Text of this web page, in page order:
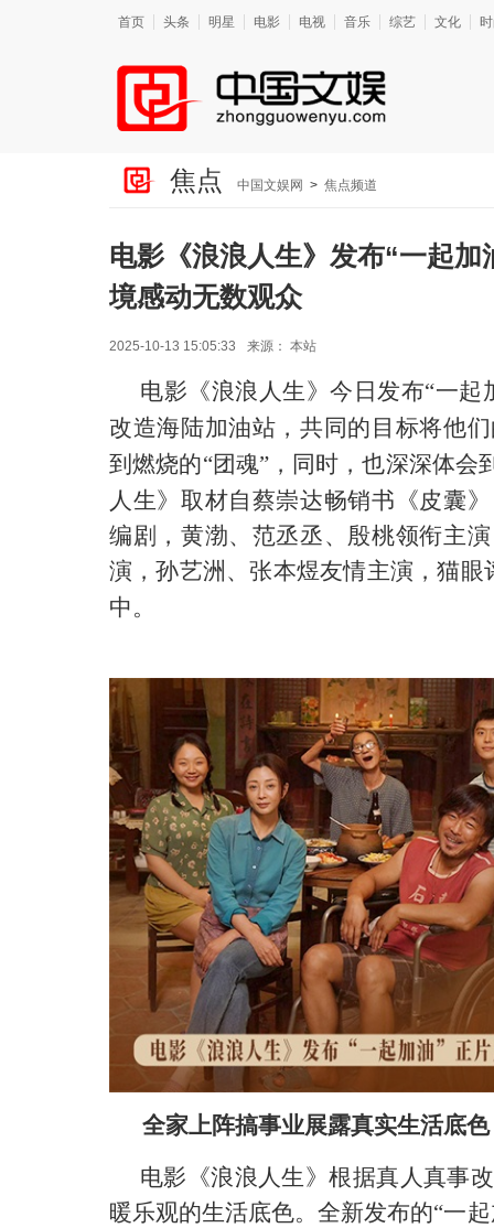
首页 头条 明星 电影 电视 音乐 综艺 文化
焦点 中国文娱网 > 焦点频道
电影《浪浪人生》发布“一起
境感动无数观众
2025-10-13 15:05:33 来源： 本站
电影《浪浪人生》 今日 发布“一起
改造海陆加油站，共同的目标将他
到燃烧的“团魂”，同时，也深深体会
人生》取材自蔡崇达畅销书《皮囊
编剧，黄渤、范丞丞、殷桃领衔主
演，孙艺洲、张本煜友情主演 ，猫眼
中。
全家上阵搞事业展露真实生活底色
电影《浪浪人生》根据真人真事
暖乐观的生活底色。全新发布的“一